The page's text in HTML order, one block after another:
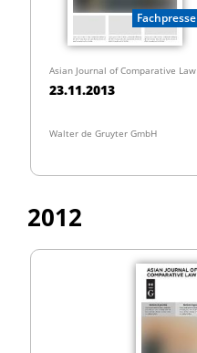
Fachpresse
Asian Journal of Comparative Law
23.11.2013
Walter de Gruyter GmbH
2012